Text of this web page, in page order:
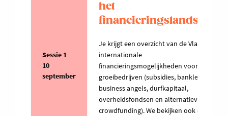
Sessie 1
10
september
het
financieringslandschap
Je krijgt een overzicht van de Vlaamse en
internationale
financieringsmogelijkheden voor
groeibedrijven (subsidies, bankleningen,
business angels, durfkapitaal,
overheidsfondsen en alternatieven zoals
crowdfunding). We bekijken ook de voor-